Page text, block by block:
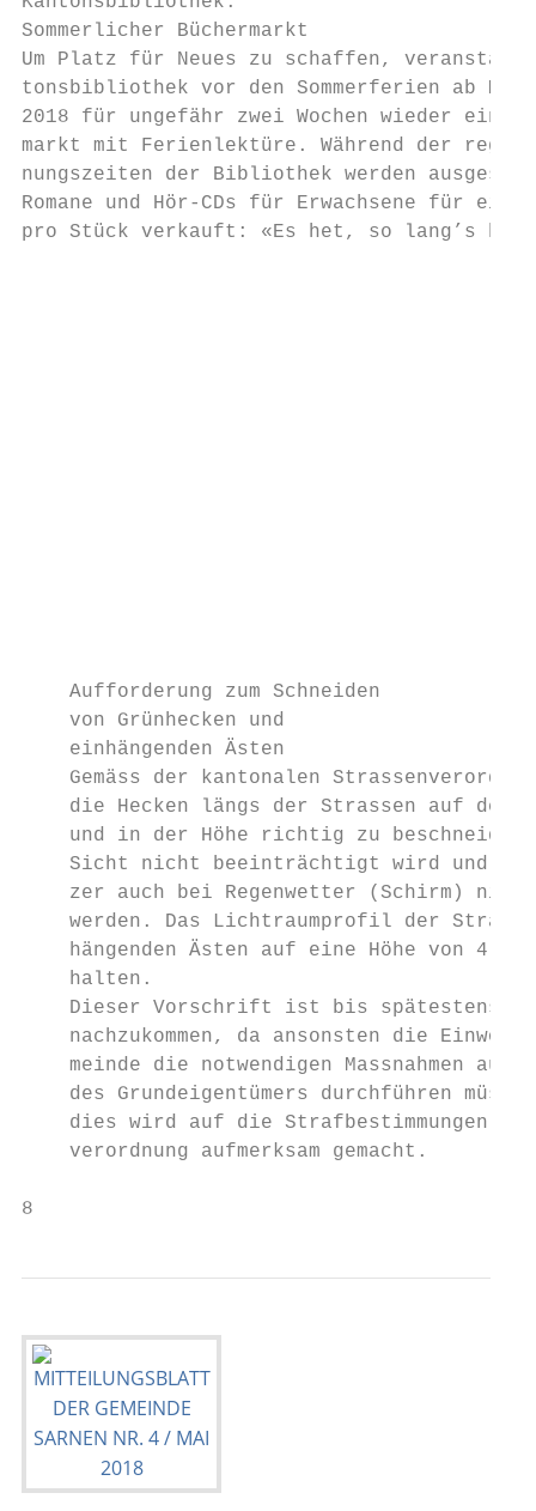
Sommerlicher Büchermarkt
Um Platz für Neues zu schaffen,
tonsbibliothek vor den Sommerferien ab
2018 für ungefähr zwei Wochen wieder
markt mit Ferienlektüre. Während der
nungszeiten der Bibliothek werden
Romane und Hör-CDs für Erwachsene für
pro Stück verkauft: «Es het, so lang’s
    Aufforderung zum Schneiden
    von Grünhecken und
    einhängenden Ästen
Gemäss der kantonalen
die Hecken längs der Strassen auf der
und in der Höhe richtig zu
Sicht nicht beeinträchtigt wird und
zer auch bei Regenwetter (Schirm)
werden. Das Lichtraumprofil der
hängenden Ästen auf eine Höhe von 4.50
    halten.
Dieser Vorschrift ist bis spätestens
nachzukommen, da ansonsten die
meinde die notwendigen Massnahmen auf
des Grundeigentümers durchführen
dies wird auf die Strafbestimmungen
    verordnung aufmerksam gemacht.
8